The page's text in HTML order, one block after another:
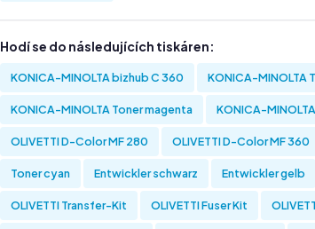
Hodí se do následujících tiskáren:
KONICA-MINOLTA bizhub C 360 KONICA-MINOLTA
KONICA-MINOLTA Toner magenta KONICA-
OLIVETTI D-Color MF 280 OLIVETTI D-Color MF 360
Toner cyan Entwickler schwarz Entwickler gelb
OLIVETTI Transfer-Kit OLIVETTI Fuser Kit